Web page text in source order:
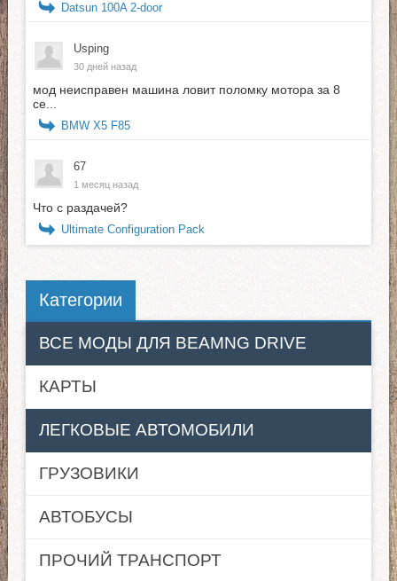
Datsun 100A 2-door
Usping
30 дней назад
мод неисправен машина ловит поломку мотора за 8
се...
BMW X5 F85
67
1 месяц назад
Что с раздачей?
Ultimate Configuration Pack
Категории
ВСЕ МОДЫ ДЛЯ BEAMNG DRIVE
КАРТЫ
ЛЕГКОВЫЕ АВТОМОБИЛИ
ГРУЗОВИКИ
АВТОБУСЫ
ПРОЧИЙ ТРАНСПОРТ